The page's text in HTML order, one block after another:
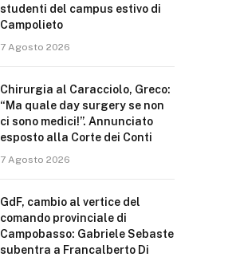
studenti del campus estivo di
Campolieto
7 Agosto 2026
Chirurgia al Caracciolo, Greco:
“Ma quale day surgery se non
ci sono medici!”. Annunciato
esposto alla Corte dei Conti
7 Agosto 2026
GdF, cambio al vertice del
comando provinciale di
Campobasso: Gabriele Sebaste
subentra a Francalberto Di